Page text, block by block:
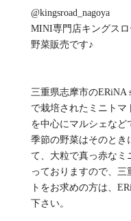
@kingsroad_nagoya
MINI専門店キングスロ
野菜販売です♪
三重県志摩市のERiNA
で栽培されたミニトマ
を中心にマルシェなど
季節の野菜はそのとき
て、大粒で真っ赤なミ
っておりますので、
トをお求めの方は、
下さい。